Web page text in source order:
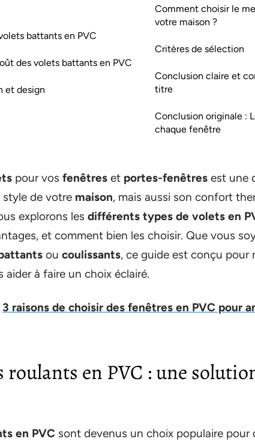
battants en PVC
des volets battants en PVC
et design
Comment choisir le
votre maison ?
Critères de sélection
Conclusion claire et
titre
Conclusion originale :
chaque fenêtre
pour vos fenêtres et portes-fenêtres est une
style de votre maison, mais aussi son confort
explorons les différents types de volets en
et comment bien les choisir. Que vous
ou coulissants, ce guide est conçu pour
à faire un choix éclairé.
3 raisons de choisir des fenêtres en PVC pour
roulants en PVC : une
en PVC sont devenus un choix populaire pour